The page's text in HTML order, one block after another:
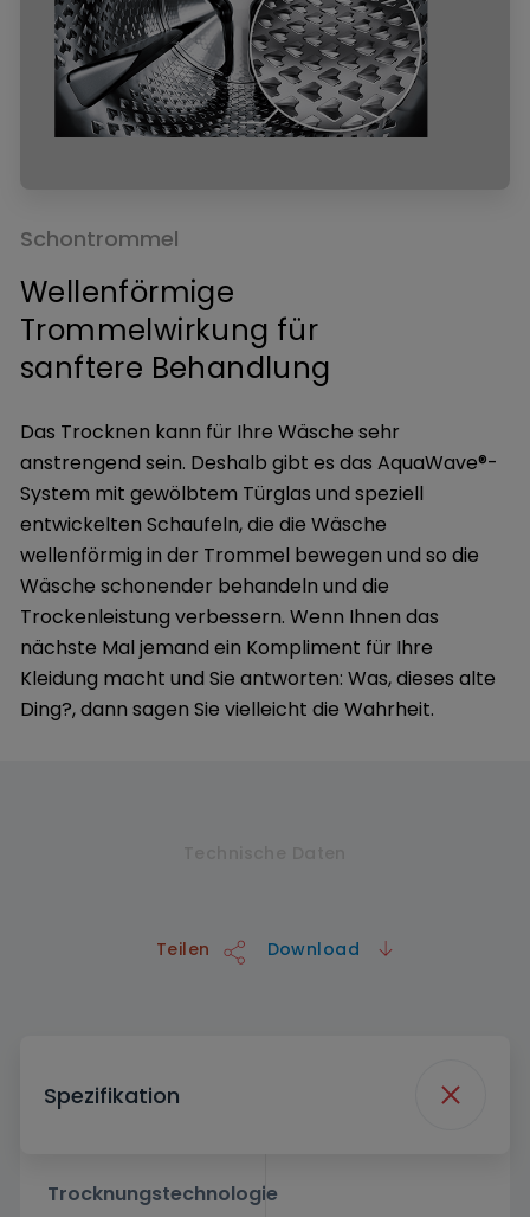
Schontrommel
Wellenförmige
Trommelwirkung für
sanftere Behandlung
Das Trocknen kann für Ihre Wäsche sehr
anstrengend sein. Deshalb gibt es das AquaWave®-
System mit gewölbtem Türglas und speziell
entwickelten Schaufeln, die die Wäsche
wellenförmig in der Trommel bewegen und so die
Wäsche schonender behandeln und die
Trockenleistung verbessern. Wenn Ihnen das
nächste Mal jemand ein Kompliment für Ihre
Kleidung macht und Sie antworten: Was, dieses alte
Ding?, dann sagen Sie vielleicht die Wahrheit.
Teilen Download
Spezifikation
Trocknungstechnologie